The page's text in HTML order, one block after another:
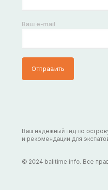
Ваш e-mail
Ваш надежный гид по
и рекомендации для
© 2024 balitime.info. Все